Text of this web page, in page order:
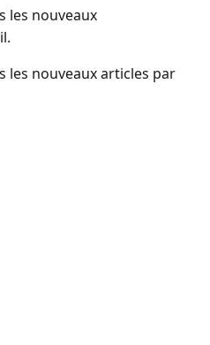
les nouveaux
les nouveaux articles par